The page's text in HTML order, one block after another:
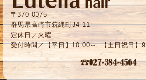
〒370-0075
群馬県高崎市筑縄町34-11
定休日／火曜
受付時間／【平日】10:00～ 【土日祝日】